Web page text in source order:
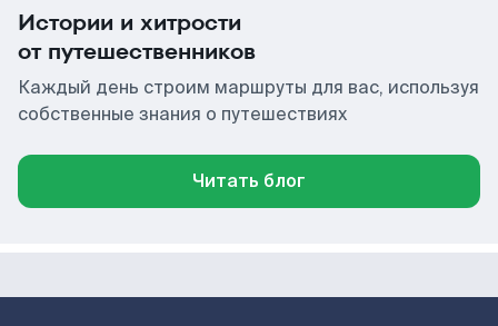
Истории и хитрости
от путешественников
Каждый день строим маршруты для вас, используя
собственные знания о путешествиях
Читать блог